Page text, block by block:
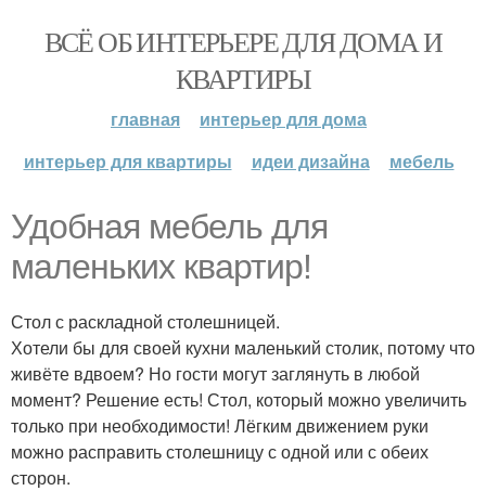
ВСЁ ОБ ИНТЕРЬЕРЕ ДЛЯ ДОМА И
КВАРТИРЫ
главная
интерьер для дома
интерьер для квартиры
идеи дизайна мебель
Удобная мебель для
маленьких квартир!
Стол с раскладной столешницей.
Хотели бы для своей кухни маленький столик, потому что
живёте вдвоем? Но гости могут заглянуть в любой
момент? Решение есть! Стол, который можно увеличить
только при необходимости! Лёгким движением руки
можно расправить столешницу с одной или с обеих
сторон.